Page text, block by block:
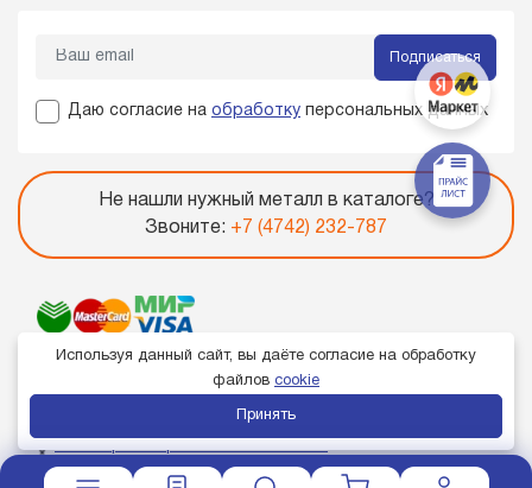
Подписаться
Даю согласие на обработку персональных данных
Не нашли нужный металл в каталоге?
Звоните: +7 (4742) 232-787
Используя данный сайт, вы даёте согласие на обработку
файлов cookie
Принять